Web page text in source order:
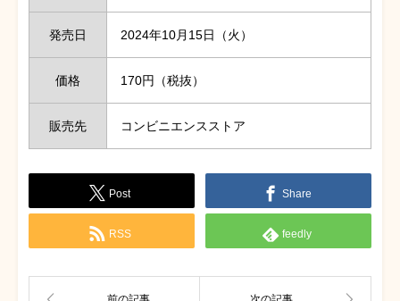
発売日 2024年10月15日（火）
価格 170円（税抜）
販売先 コンビニエンスストア
Post Share
RSS feedly